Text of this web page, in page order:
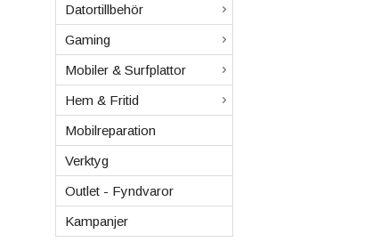
Datortillbehör
Gaming
Mobiler & Surfplattor
Hem & Fritid
Mobilreparation
Verktyg
Outlet - Fyndvaror
Kampanjer